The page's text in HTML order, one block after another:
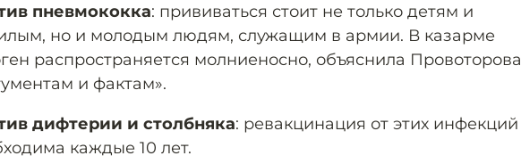
пневмококка: прививаться стоит не только детям и
но и молодым людям, служащим в армии. В казарме
распространяется молниеносно, объяснила Провоторова
и фактам».
дифтерии и столбняка: ревакцинация от этих инфекций
каждые 10 лет.